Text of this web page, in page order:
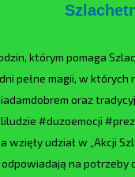
którym pomaga
pełne magii, w
oraz
#duzoemocji
wzięły udział w „Akcji
na